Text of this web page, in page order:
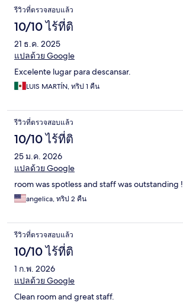
รีวิวที่ตรวจสอบแล้ว
10/10 ไร้ที่ติ
21 ธ.ค. 2025
แปลด้วย Google
Excelente lugar para descansar.
LUIS MARTÍN, ทริป 1 คืน
รีวิวที่ตรวจสอบแล้ว
10/10 ไร้ที่ติ
25 ม.ค. 2026
แปลด้วย Google
room was spotless and staff was outstanding !
angelica, ทริป 2 คืน
รีวิวที่ตรวจสอบแล้ว
10/10 ไร้ที่ติ
1 ก.พ. 2026
แปลด้วย Google
Clean room and great staff.